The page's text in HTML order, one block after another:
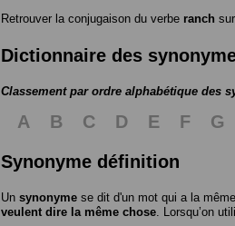
Retrouver la conjugaison du verbe ranch sur
Dictionnaire des
Classement par ordre alphabétique des
A B C D E F G
Synonyme définition
Un synonyme se dit d'un mot qui a la
veulent dire la même chose . Lorsqu’on